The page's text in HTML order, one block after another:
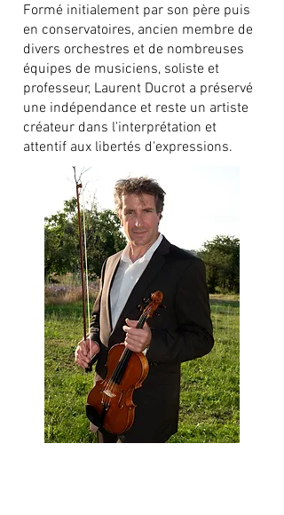
Formé initialement par son père puis
en conservatoires, ancien membre de
divers orchestres et de nombreuses
équipes de musiciens, soliste et
professeur, Laurent Ducrot a préservé
une indépendance et reste un artiste
créateur dans l'interprétation et
attentif aux libertés d'expressions.